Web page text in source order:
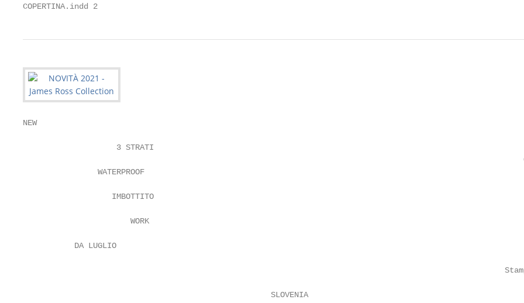
COPERTINA.indd 2
NEW
                    3 STRATI
WATERPROOF
                   IMBOTTITO
                       WORK
           DA LUGLIO
                                                     SLOVENIA